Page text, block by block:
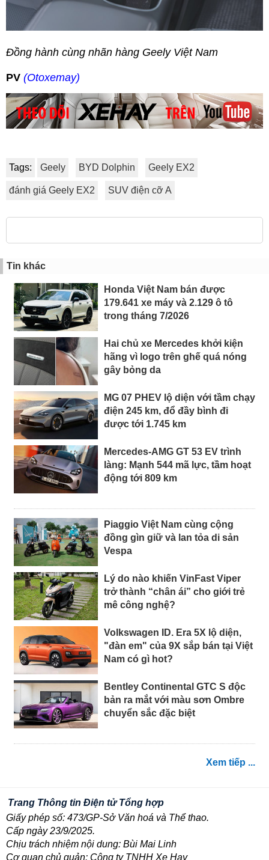
Đồng hành cùng nhãn hàng Geely Việt Nam
PV (Otoxemay)
Tags: Geely BYD Dolphin Geely EX2
đánh giá Geely EX2 SUV điện cỡ A
Tin khác
Honda Việt Nam bán được
179.641 xe máy và 2.129 ô tô
trong tháng 7/2026
Hai chủ xe Mercedes khởi kiện
hãng vì logo trên ghế quá nóng
gây bỏng da
MG 07 PHEV lộ diện với tầm chạy
điện 245 km, đổ đầy bình đi
được tới 1.745 km
Mercedes-AMG GT 53 EV trình
làng: Mạnh 544 mã lực, tầm hoạt
động tới 809 km
Piaggio Việt Nam cùng cộng
đồng gìn giữ và lan tỏa di sản
Vespa
Lý do nào khiến VinFast Viper
trở thành “chân ái” cho giới trẻ
mê công nghệ?
Volkswagen ID. Era 5X lộ diện,
"đàn em" của 9X sắp bán tại Việt
Nam có gì hot?
Bentley Continental GTC S độc
bản ra mắt với màu sơn Ombre
chuyển sắc đặc biệt
Xem tiếp ...
Trang Thông tin Điện tử Tổng hợp
Giấy phép số: 473/GP-Sở Văn hoá và Thể thao.
Cấp ngày 23/9/2025.
Chịu trách nhiệm nội dung: Bùi Mai Linh
Cơ quan chủ quản: Công ty TNHH Xe Hay